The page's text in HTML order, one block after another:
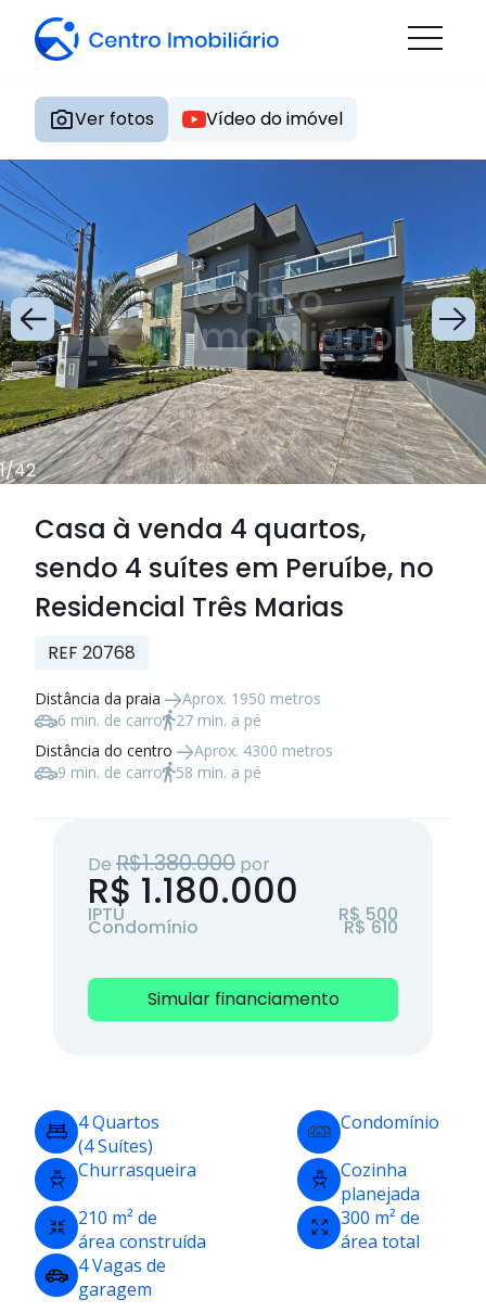
Ver fotos Vídeo do imóvel
1/42
Casa à venda 4 quartos,
sendo 4 suítes em Peruíbe, no
Residencial Três Marias
REF 20768
Distância da praia
Aprox. 1950 metros
6 min. de carro
27 min. a pé
Distância do centro
Aprox. 4300 metros
9 min. de carro
58 min. a pé
De R$1.380.000 por
R$ 1.180.000
IPTU R$ 500
Condomínio R$ 610
Simular financiamento
4 Quartos
(4 Suítes)
Condomínio
Churrasqueira
Cozinha
planejada
210 m² de
área construída
300 m² de
área total
4 Vagas de
garagem